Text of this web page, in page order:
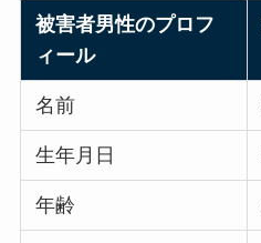
被害者男性のプロフ
ィール
名前
生年月日
年齢